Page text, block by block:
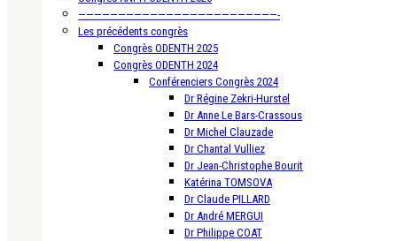
—————————————————————————-
Les précédents congrès
Congrès ODENTH 2025
Congrès ODENTH 2024
Conférenciers Congrès 2024
Dr Régine Zekri-Hurstel
Dr Anne Le Bars-Crassous
Dr Michel Clauzade
Dr Chantal Vulliez
Dr Jean-Christophe Bourit
Katérina TOMSOVA
Dr Claude PILLARD
Dr André MERGUI
Dr Philippe COAT